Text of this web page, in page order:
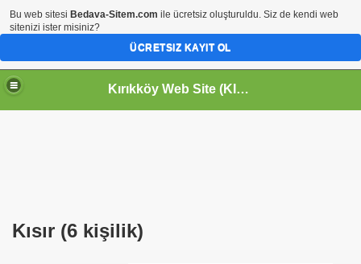
Kırıkköy Web Site (KIRIKKÖY-KİRİKKOY) HOŞGELDİNİZ
Kısır (6 kişilik)
Bu web sitesi Bedava-Sitem.com ile ücretsiz oluşturuldu. Siz de kendi web
sitenizi ister misiniz?
ÜCRETSIZ KAYIT OL